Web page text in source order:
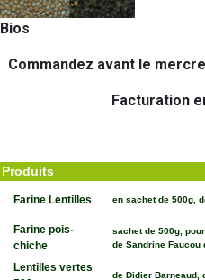
Bios
Commandez avant le
Facturation
Produits
Farine Lentilles en sachet de 500g,
Farine pois-
chiche
sachet de 500g,
de Sandrine Faucou
Lentilles vertes
de Didier Barneaud,